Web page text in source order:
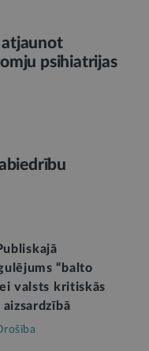
atjaunot
psihiatrijas
“balto
valsts kritiskās